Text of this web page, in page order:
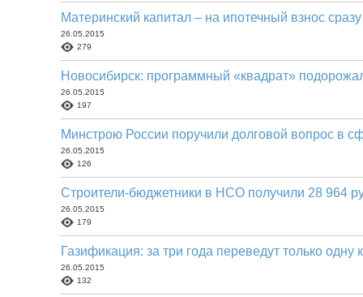
Материнский капитал – на ипотечный взнос сразу
26.05.2015
279
Новосибирск: программный «квадрат»
26.05.2015
197
Минстрою России поручили долговой вопрос в
26.05.2015
126
Строители-бюджетники в НСО получили 28 964
26.05.2015
179
Газификация: за три года переведут только одну
26.05.2015
132